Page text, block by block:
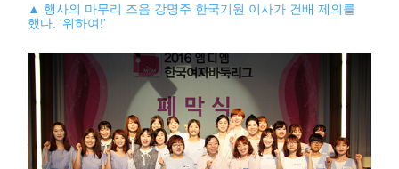
▲ 행사의 마무리 즈음 강명주 한국기원 이사가 건배 제의를
했다. '위하여!'